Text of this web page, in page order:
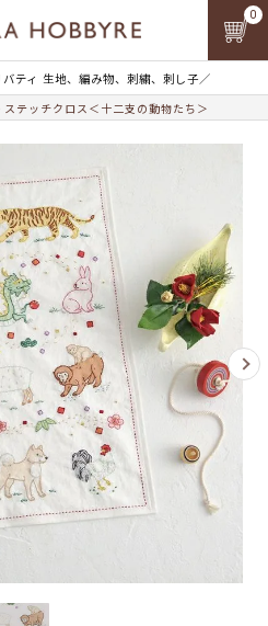
バティ 生地、編み物、刺繍、刺し子／
0
ステッチクロス＜十二支の動物たち＞